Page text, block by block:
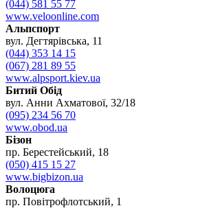
(044) 581 55 77
www.veloonline.com
Альпспорт
вул. Дегтярівська, 11
(044) 353 14 15
(067) 281 89 55
www.alpsport.kiev.ua
Битий Обід
вул. Анни Ахматової, 32/18
(095) 234 56 70
www.obod.ua
Бізон
пр. Берестейський, 18
(050) 415 15 27
www.bigbizon.ua
Волоцюга
пр. Повітрофлотський, 1